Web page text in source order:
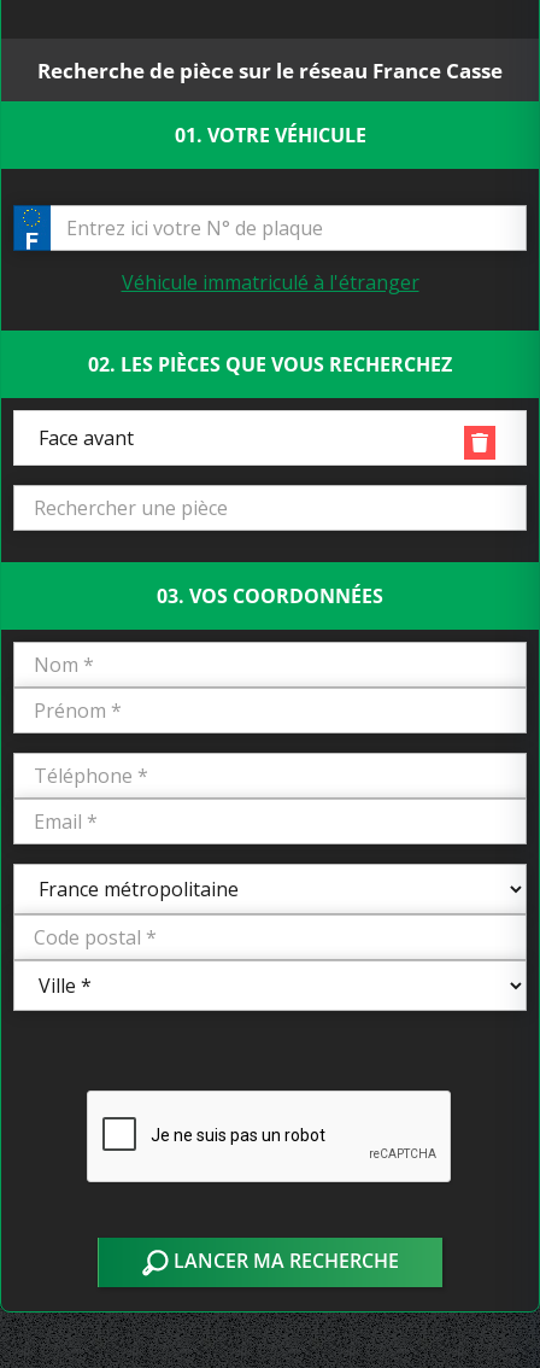
Recherche de pièce sur le réseau France Casse
01. VOTRE VÉHICULE
Véhicule immatriculé à l'étranger
02. LES PIÈCES QUE VOUS RECHERCHEZ
Face avant
03. VOS COORDONNÉES
LANCER MA RECHERCHE